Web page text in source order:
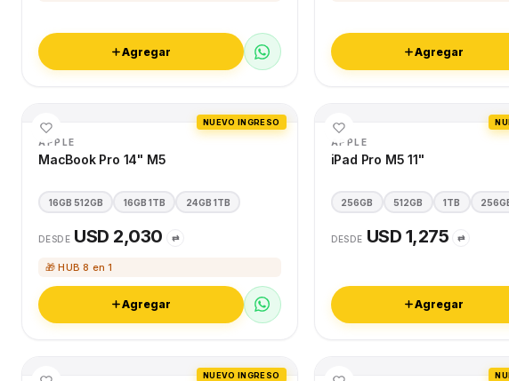
Agregar Agregar
NUEVO INGRESO
APPLE
MacBook Pro 14" M5
16GB 512GB 16GB 1TB 24GB 1TB
DESDE USD 2,030 ⇄
🎁 HUB 8 en 1
Agregar
APPLE
iPad Pro M5 11"
256GB 512GB 1TB
DESDE USD 1,275 ⇄
Agregar
NUEVO INGRESO